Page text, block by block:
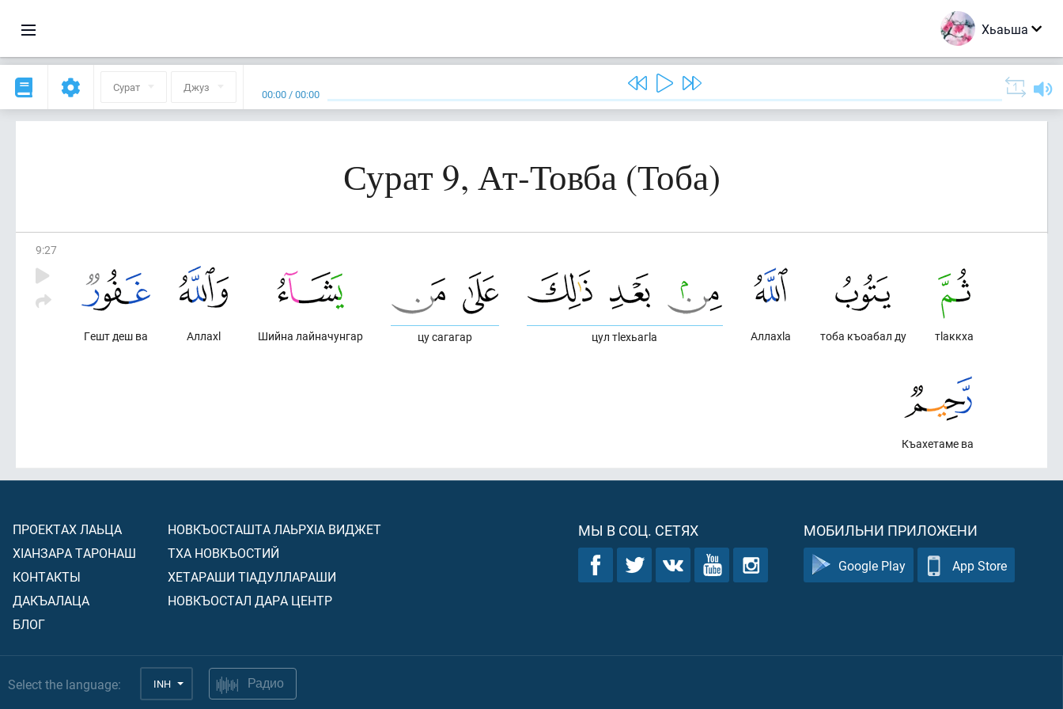
Хьаьша
Сурат Джуз 00:00 /00:00
Сурат 9, Ат-Товба (Тоба)
9:27
тlаккха
тоба къоабал ду
Аллахlа
цул тlехьагlа
цу сагагар
Шийна лайначунгар
Аллахl
Гешт деш ва
Къахетаме ва
ПРОЕКТАХ ЛАЬЦА
ХIАНЗАРА ТАРОНАШ
КОНТАКТЫ
ДАКЪАЛАЦА
БЛОГ
НОВКЪОСТАШТА ЛАЬРХIА ВИДЖЕТ
ТХА НОВКЪОСТИЙ
ХЕТАРАШИ ТIАДУЛЛАРАШИ
НОВКЪОСТАЛ ДАРА ЦЕНТР
МЫ В СОЦ. СЕТЯХ МОБИЛЬНИ ПРИЛОЖЕНИ
Google Play App Store
Select the language: INH Радио